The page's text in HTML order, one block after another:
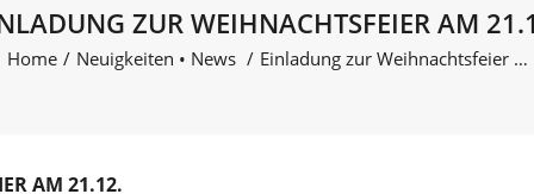
ZUR WEIHNACHTSFEIER AM
Home / Neuigkeiten • News / Einladung zur Weihnachtsfeier …
AM 21.12.